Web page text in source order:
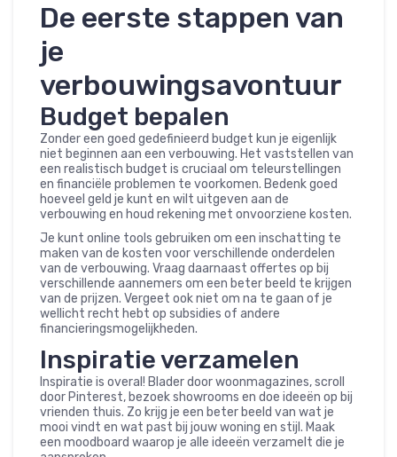
De eerste stappen van
je
verbouwingsavontuur
Budget bepalen
Zonder een goed gedefinieerd budget kun je eigenlijk
niet beginnen aan een verbouwing. Het vaststellen van
een realistisch budget is cruciaal om teleurstellingen
en financiële problemen te voorkomen. Bedenk goed
hoeveel geld je kunt en wilt uitgeven aan de
verbouwing en houd rekening met onvoorziene kosten.
Je kunt online tools gebruiken om een inschatting te
maken van de kosten voor verschillende onderdelen
van de verbouwing. Vraag daarnaast offertes op bij
verschillende aannemers om een beter beeld te krijgen
van de prijzen. Vergeet ook niet om na te gaan of je
wellicht recht hebt op subsidies of andere
financieringsmogelijkheden.
Inspiratie verzamelen
Inspiratie is overal! Blader door woonmagazines, scroll
door Pinterest, bezoek showrooms en doe ideeën op bij
vrienden thuis. Zo krijg je een beter beeld van wat je
mooi vindt en wat past bij jouw woning en stijl. Maak
een moodboard waarop je alle ideeën verzamelt die je